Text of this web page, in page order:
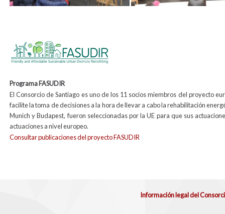
Programa FASUDIR
El Consorcio de Santiago es uno de los 11 socios miembros del proyecto
facilite la toma de decisiones a la hora de llevar a cabo la rehabilitación
Munich y Budapest, fueron seleccionadas por la UE para que sus
actuaciones a nivel europeo.
Consultar publicaciones del proyecto FASUDIR
Información legal del